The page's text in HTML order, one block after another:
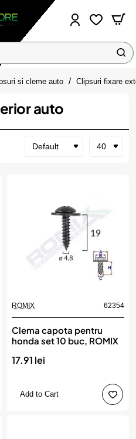
si cleme auto Clipsuri fixare
auto
ROMIX 62354
Clema capota pentru
honda set 10 buc, ROMIX
17.91 lei
Add to Cart